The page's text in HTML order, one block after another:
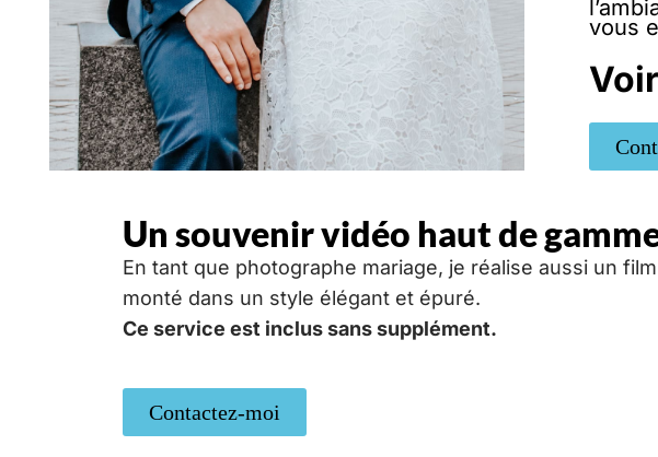
vous
Un souvenir vidéo haut de
En tant que photographe mariage, je réalise aussi un
monté dans un style élégant et épuré.
Ce service est inclus sans supplément.
Contactez-moi